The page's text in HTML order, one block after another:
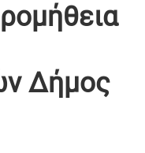
Δήμος